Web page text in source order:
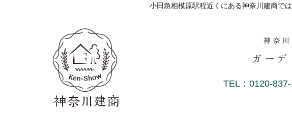
小田急相模原駅程近くにある神奈川建商で
TEL：0120-